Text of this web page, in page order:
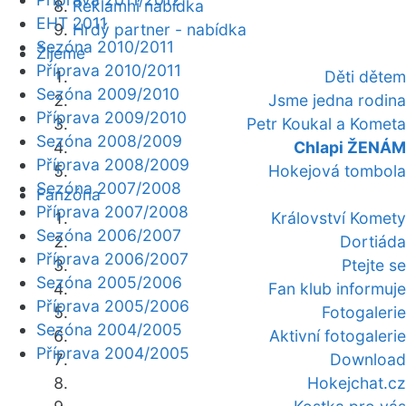
Reklamní nabídka
Hrdý partner - nabídka
Žijeme
Děti dětem
Jsme jedna rodina
Petr Koukal a Kometa
Chlapi ŽENÁM
Hokejová tombola
Fanzóna
Království Komety
Dortiáda
Ptejte se
Fan klub informuje
Fotogalerie
Aktivní fotogalerie
Download
Hokejchat.cz
EHT 2011
Sezóna 2010/2011
Příprava 2010/2011
Sezóna 2009/2010
Příprava 2009/2010
Sezóna 2008/2009
Příprava 2008/2009
Sezóna 2007/2008
Příprava 2007/2008
Sezóna 2006/2007
Příprava 2006/2007
Sezóna 2005/2006
Příprava 2005/2006
Sezóna 2004/2005
Příprava 2004/2005